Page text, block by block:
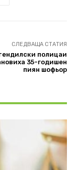
СЛЕДВАЩА СТАТИЯ
полицаи
35-годишен
пиян шофьор